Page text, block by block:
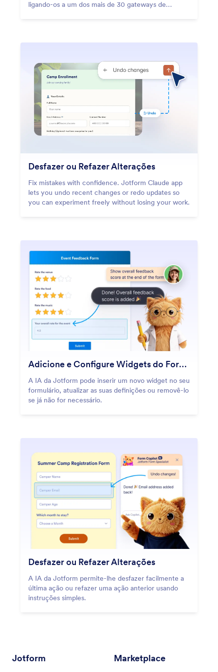
ligando-os a um dos mais de 30 gateways de
Desfazer ou Refazer Alterações
Fix mistakes with confidence. Jotform Claude app
lets you undo recent changes or redo updates so
you can experiment freely without losing your work.
Adicione e Configure Widgets do Formulário
A IA da Jotform pode inserir um novo widget no seu
formulário, atualizar as suas definições ou removê-lo
se já não for necessário.
Desfazer ou Refazer Alterações
A IA da Jotform permite-lhe desfazer facilmente a
última ação ou refazer uma ação anterior usando
instruções simples.
Jotform Marketplace